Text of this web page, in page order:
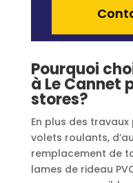
Pourquoi
à Le Cannet
stores?
En plus des
volets roulants,
remplacement de
lames de rideau